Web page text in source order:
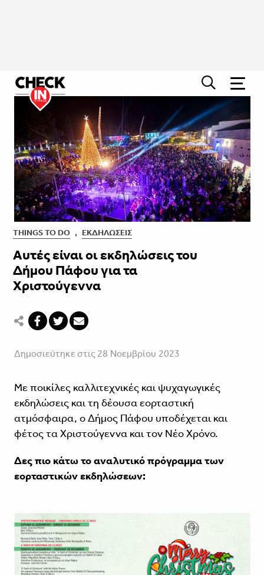
THINGS TO DO , ΕΚΔΗΛΏΣΕΙΣ
Αυτές είναι οι εκδηλώσεις του
Δήμου Πάφου για τα
Χριστούγεννα
Δημοσιεύτηκε στις 28 Νοεμβρίου 2023
Με ποικίλες καλλιτεχνικές και ψυχαγωγικές
εκδηλώσεις και τη δέουσα εορταστική
ατμόσφαιρα, ο Δήμος Πάφου υποδέχεται και
φέτος τα Χριστούγεννα και τον Νέο Χρόνο.
Δες πιο κάτω το αναλυτικό πρόγραμμα των
εορταστικών εκδηλώσεων: